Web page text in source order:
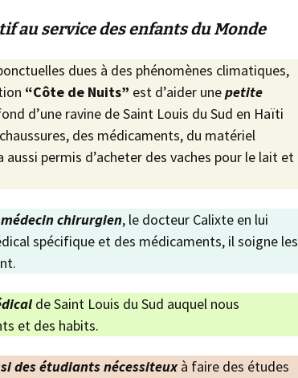
au service des enfants du Monde
dues à des phénomènes climatiques,
“Côte de Nuits” est d’aider unepetite
d’une ravine de Saint Louis du Sud en Haïti
des médicaments, du matériel
aussi permis d’acheter des vaches pour le lait et
médecin chirurgien, le docteur Calixte en lui
spécifique et des médicaments, il soigne les
de Saint Louis du Sud auquel nous
et des habits.
des étudiants nécessiteuxà faire des études